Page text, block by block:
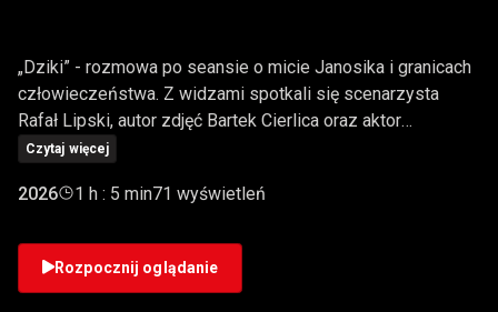
„Dziki” - rozmowa po seansie o micie Janosika i granicach
człowieczeństwa. Z widzami spotkali się scenarzysta
Rafał Lipski, autor zdjęć Bartek Cierlica oraz aktor
Sebastian Fabijański. Dyskusję poprowadził Rafał
legendą, buntownikiem czy człowiekiem ukształtowanym
researchu i pracy na sprzecznych wersjach podań, które
doprowadziły do stworzenia historii opartej na sporze o
Czytaj więcej
2026 1 h : 5 min71 wyświetleń
Rozpocznij oglądanie